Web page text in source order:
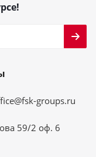
groups.ru
59/2 оф. 6